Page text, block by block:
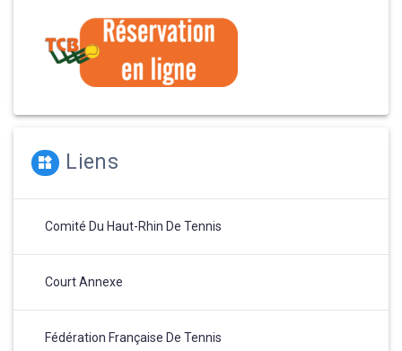
Liens
Comité Du Haut-Rhin De Tennis
Court Annexe
Fédération Française De Tennis